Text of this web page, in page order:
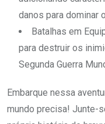
danos para dominar
Batalhas em
para destruir os
Segunda Guerra
Embarque nessa
mundo precisa! Junte-